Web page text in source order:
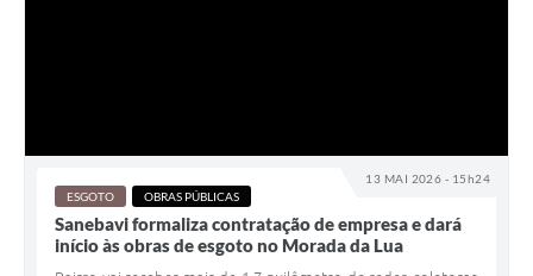
13 MAI 2026 - 15h24
ESGOTO OBRAS PÚBLICAS
Sanebavi formaliza contratação de empresa e dará
início às obras de esgoto no Morada da Lua